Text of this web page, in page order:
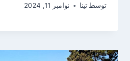
توسط تینا نوامبر 11, 2024